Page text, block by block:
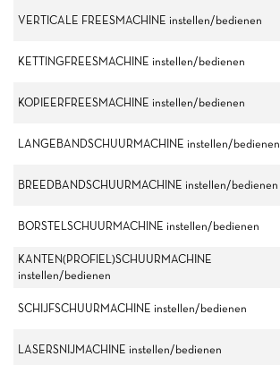
VERTICALE FREESMACHINE instellen/bedienen
KETTINGFREESMACHINE instellen/bedienen
KOPIEERFREESMACHINE instellen/bedienen
LANGEBANDSCHUURMACHINE instellen/bedienen
BREEDBANDSCHUURMACHINE instellen/bedienen
BORSTELSCHUURMACHINE instellen/bedienen
KANTEN(PROFIEL)SCHUURMACHINE
instellen/bedienen
SCHIJFSCHUURMACHINE instellen/bedienen
LASERSNIJMACHINE instellen/bedienen